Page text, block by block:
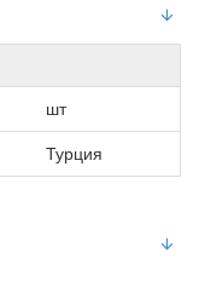
шт
Турция